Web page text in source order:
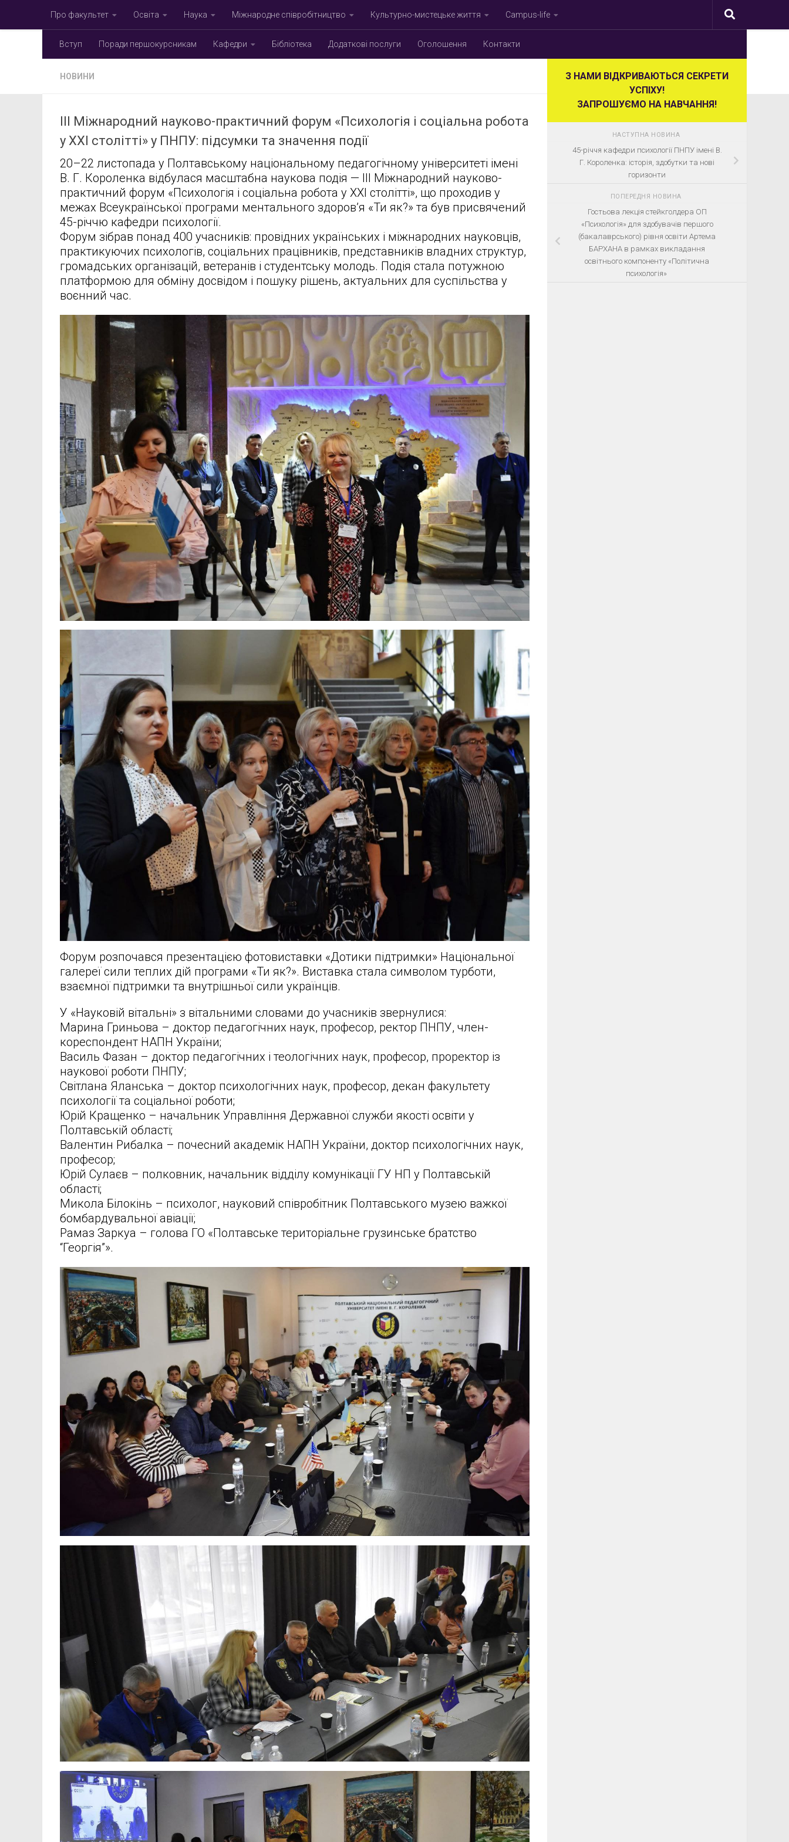
Skip to contentПро факультет Освіта Наука Міжнародне співробітництво Культурно-мистецьке життя Campus-life
Вступ Поради першокурсникам Кафедри Бібліотека Додаткові послуги Оголошення Контакти
НОВИНИ
ІІІ Міжнародний науково-практичний форум «Психологія і соціальна робота
у ХХІ столітті» у ПНПУ: підсумки та значення події
20–22 листопада у Полтавському національному педагогічному університеті імені
В. Г. Короленка відбулася масштабна наукова подія — ІІІ Міжнародний науково-
практичний форум «Психологія і соціальна робота у ХХІ столітті», що проходив у
межах Всеукраїнської програми ментального здоров’я «Ти як?» та був присвячений
45-річчю кафедри психології.
Форум зібрав понад 400 учасників: провідних українських і міжнародних науковців,
практикуючих психологів, соціальних працівників, представників владних структур,
громадських організацій, ветеранів і студентську молодь. Подія стала потужною
платформою для обміну досвідом і пошуку рішень, актуальних для суспільства у
воєнний час.
Форум розпочався презентацією фотовиставки «Дотики підтримки» Національної
галереї сили теплих дій програми «Ти як?». Виставка стала символом турботи,
взаємної підтримки та внутрішньої сили українців.
У «Науковій вітальні» з вітальними словами до учасників звернулися:
Марина Гриньова – доктор педагогічних наук, професор, ректор ПНПУ, член-
кореспондент НАПН України;
Василь Фазан – доктор педагогічних і теологічних наук, професор, проректор із
наукової роботи ПНПУ;
Світлана Яланська – доктор психологічних наук, професор, декан факультету
психології та соціальної роботи;
Юрій Кращенко – начальник Управління Державної служби якості освіти у
Полтавській області;
Валентин Рибалка – почесний академік НАПН України, доктор психологічних наук,
професор;
Юрій Сулаєв – полковник, начальник відділу комунікації ГУ НП у Полтавській
області;
Микола Білокінь – психолог, науковий співробітник Полтавського музею важкої
бомбардувальної авіації;
Рамаз Заркуа – голова ГО «Полтавське територіальне грузинське братство
“Георгія”».
З НАМИ ВІДКРИВАЮТЬСЯ СЕКРЕТИ
УСПІХУ!
ЗАПРОШУЄМО НА НАВЧАННЯ!
НАСТУПНА НОВИНА
45-річчя кафедри психології ПНПУ імені В.
Г. Короленка: історія, здобутки та нові
горизонти
ПОПЕРЕДНЯ НОВИНА
Гостьова лекція стейкголдера ОП
«Психологія» для здобувачів першого
(бакалаврського) рівня освіти Артема
БАРХАНА в рамках викладання
освітнього компоненту «Політична
психологія»